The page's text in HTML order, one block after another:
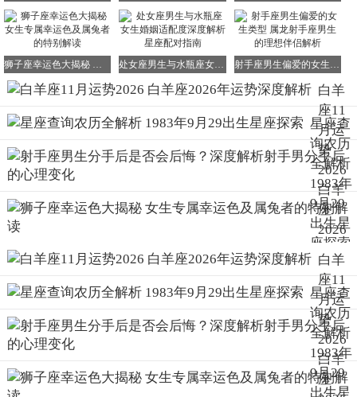
学习环境可能发生变动，如转学或选修新科目等，接触新同
学、新老师将带来迷茫和困惑。若想取得理想成绩，需尽快
适应新环境，集中注意力于课程上，勤于钻研。虽然学习运
势平平，但白羊座的求知欲望颇强，这是好现象。因为遭遇
困惑瓶颈时，若不将注意力转移到求知上，想要更上一层楼
将十分困难。白羊座面对问题总能深入研究了解，但面对考
试时，总因各种原因导致实际成绩与预期大相径庭。因此，
建议白羊座考试时心平气和、细心读题、反复检查，将失误
减至最少。最后，希望白羊座能做好准备，2026年将面临众
多竞争对手，好胜心将驱使你突破障碍，实现自我成长。白
羊座的学生可佩戴“星元宿文魁联蝉”吊坠，以生旺文昌星，
提高学习效率，在学业竞争中脱颖而出。
白羊座2026年幸运色：军绿色、灰色
白羊座2026年开运指南
2026年对白羊座而言是快速成长、突破自我的一年。除了主
观上注意财运、事业、爱情、健康等方面的事项外，白羊座
还可佩戴2026年的幸运物“星元宿战胜之星手链”，以增强整
体运势。在守护神的庇佑下，蓬勃向上、锐意进取。同时，
在家中或办公桌摆放一个“星元宿福禄盆钵”摆件，将有助于
狮子座幸运色大揭秘 女生专属幸运色及属兔者的特别解读 处女座男生与水瓶座女生婚姻适配度深度解析 星座配对指南 射手座男生偏爱的女生类型 属龙射手座男生的理想伴侣解析
白羊
座11
月运
势
2026
白羊
座
2026
年运
势深
度解
析
星座查
询农历
全解析
1983年
9月29
出生星
座探索
白羊
座11
月运
势
2026
白羊
座
星座查
询农历
全解析
1983年
9月29
出生星